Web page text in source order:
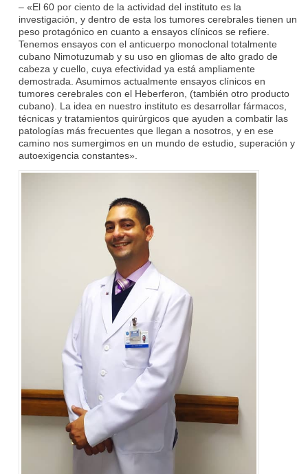
– «El 60 por ciento de la actividad del instituto es la
investigación, y dentro de esta los tumores cerebrales tienen un
peso protagónico en cuanto a ensayos clínicos se refiere.
Tenemos ensayos con el anticuerpo monoclonal totalmente
cubano Nimotuzumab y su uso en gliomas de alto grado de
cabeza y cuello, cuya efectividad ya está ampliamente
demostrada. Asumimos actualmente ensayos clínicos en
tumores cerebrales con el Heberferon, (también otro producto
cubano). La idea en nuestro instituto es desarrollar fármacos,
técnicas y tratamientos quirúrgicos que ayuden a combatir las
patologías más frecuentes que llegan a nosotros, y en ese
camino nos sumergimos en un mundo de estudio, superación y
autoexigencia constantes».